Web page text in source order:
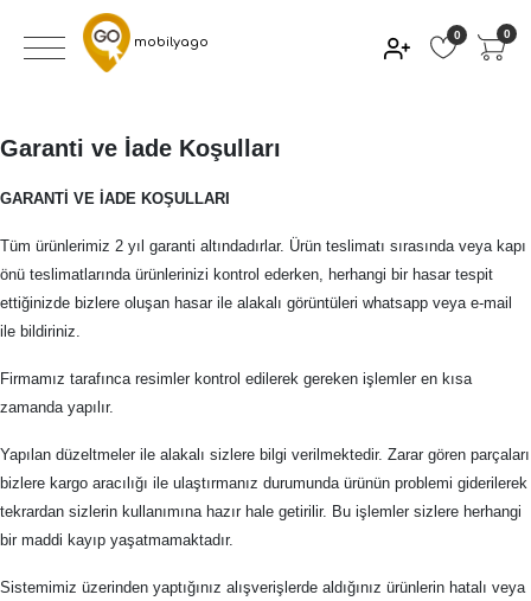
mobilyago 0 0
Garanti ve İade Koşulları
GARANTİ VE İADE KOŞULLARI
Tüm ürünlerimiz 2 yıl garanti altındadırlar. Ürün teslimatı sırasında veya kapı
önü teslimatlarında ürünlerinizi kontrol ederken, herhangi bir hasar tespit
ettiğinizde bizlere oluşan hasar ile alakalı görüntüleri whatsapp veya e-mail
ile bildiriniz.
Firmamız tarafınca resimler kontrol edilerek gereken işlemler en kısa
zamanda yapılır.
Yapılan düzeltmeler ile alakalı sizlere bilgi verilmektedir. Zarar gören parçaları
bizlere kargo aracılığı ile ulaştırmanız durumunda ürünün problemi giderilerek
tekrardan sizlerin kullanımına hazır hale getirilir. Bu işlemler sizlere herhangi
bir maddi kayıp yaşatmamaktadır.
Sistemimiz üzerinden yaptığınız alışverişlerde aldığınız ürünlerin hatalı veya